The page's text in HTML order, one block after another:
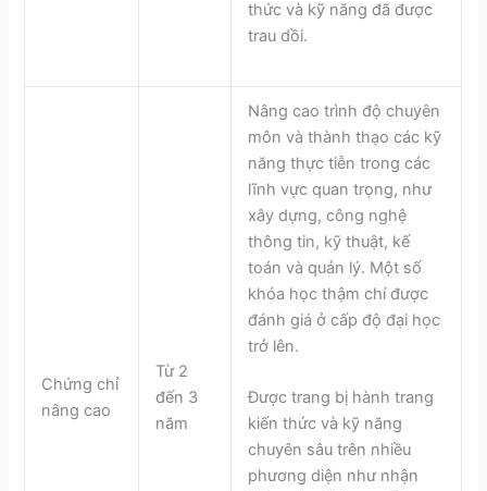
thức và kỹ năng đã được
trau dồi.
Chứng chỉ
nâng cao
Từ 2
đến 3
năm
Nâng cao trình độ chuyên
môn và thành thạo các kỹ
năng thực tiễn trong các
lĩnh vực quan trọng, như
xây dựng, công nghệ
thông tin, kỹ thuật, kế
toán và quản lý. Một số
khóa học thậm chí được
đánh giá ở cấp độ đại học
trở lên.
Được trang bị hành trang
kiến thức và kỹ năng
chuyên sâu trên nhiều
phương diện như nhận